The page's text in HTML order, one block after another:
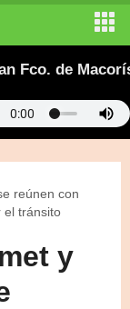
de Macorís-
y